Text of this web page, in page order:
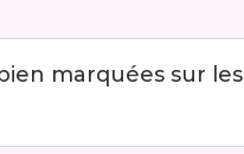
marquées sur les